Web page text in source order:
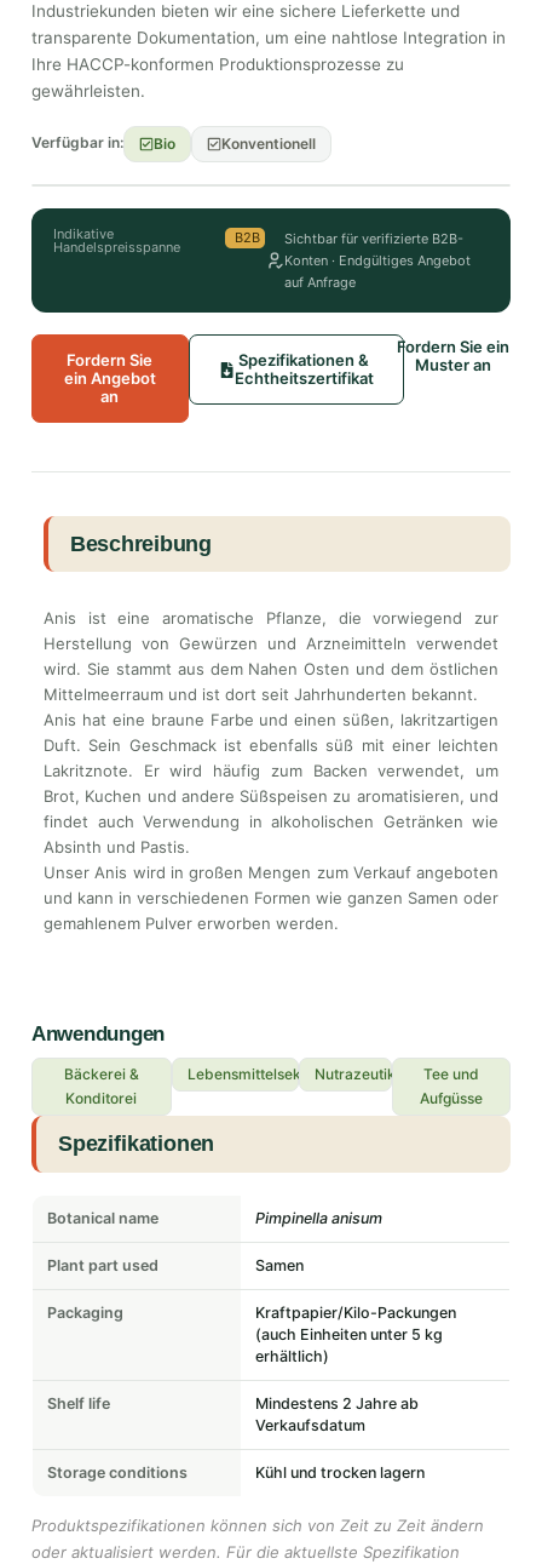
Industriekunden bieten wir eine sichere Lieferkette und
transparente Dokumentation, um eine nahtlose Integration in
Ihre HACCP-konformen Produktionsprozesse zu
gewährleisten.
Verfügbar in: Bio Konventionell
Indikative
Handelspreisspanne
B2B
Sichtbar für verifizierte B2B-
Konten · Endgültiges Angebot
auf Anfrage
Fordern Sie
ein Angebot
an
Spezifikationen &
Echtheitszertifikat
Fordern Sie ein
Muster an
Beschreibung
Anis ist eine aromatische Pflanze, die vorwiegend zur
Herstellung von Gewürzen und Arzneimitteln verwendet
wird. Sie stammt aus dem Nahen Osten und dem östlichen
Mittelmeerraum und ist dort seit Jahrhunderten bekannt.
Anis hat eine braune Farbe und einen süßen, lakritzartigen
Duft. Sein Geschmack ist ebenfalls süß mit einer leichten
Lakritznote. Er wird häufig zum Backen verwendet, um
Brot, Kuchen und andere Süßspeisen zu aromatisieren, und
findet auch Verwendung in alkoholischen Getränken wie
Absinth und Pastis.
Unser Anis wird in großen Mengen zum Verkauf angeboten
und kann in verschiedenen Formen wie ganzen Samen oder
gemahlenem Pulver erworben werden.
Anwendungen
Bäckerei &
Konditorei
LebensmittelsektorNutrazeutika
Tee und
Aufgüsse
Spezifikationen
Botanical name Pimpinella anisum
Plant part used Samen
Packaging
Kraftpapier/Kilo-Packungen
(auch Einheiten unter 5 kg
erhältlich)
Shelf life
Mindestens 2 Jahre ab
Verkaufsdatum
Storage conditions Kühl und trocken lagern
Produktspezifikationen können sich von Zeit zu Zeit ändern
oder aktualisiert werden. Für die aktuellste Spezifikation